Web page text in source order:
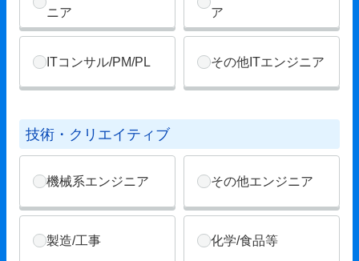
ニア
ア
ITコンサル/PM/PL その他ITエンジニア
技術・クリエイティブ
機械系エンジニア その他エンジニア
製造/工事 化学/食品等